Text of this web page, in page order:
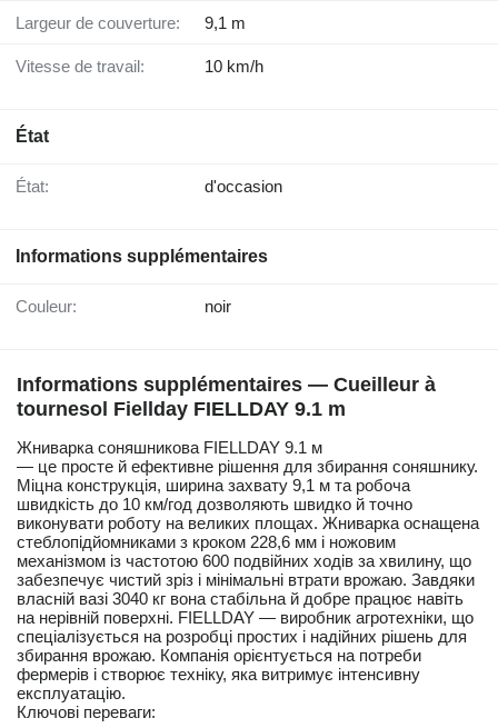
Largeur de couverture: 9,1 m
Vitesse de travail: 10 km/h
État
État: d'occasion
Informations supplémentaires
Couleur: noir
Informations supplémentaires — Cueilleur à
tournesol Fiellday FIELLDAY 9.1 m
Жниварка соняшникова FIELLDAY 9.1 м
— це просте й ефективне рішення для збирання соняшнику.
Міцна конструкція, ширина захвату 9,1 м та робоча
швидкість до 10 км/год дозволяють швидко й точно
виконувати роботу на великих площах. Жниварка оснащена
стеблопідйомниками з кроком 228,6 мм і ножовим
механізмом із частотою 600 подвійних ходів за хвилину, що
забезпечує чистий зріз і мінімальні втрати врожаю. Завдяки
власній вазі 3040 кг вона стабільна й добре працює навіть
на нерівній поверхні. FIELLDAY — виробник агротехніки, що
спеціалізується на розробці простих і надійних рішень для
збирання врожаю. Компанія орієнтується на потреби
фермерів і створює техніку, яка витримує інтенсивну
експлуатацію.
Ключові переваги: